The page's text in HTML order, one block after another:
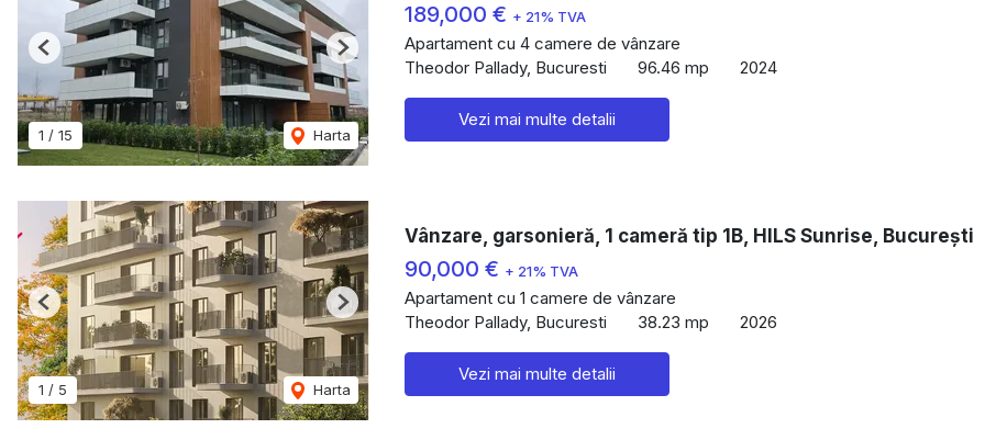
1 / 15 Harta
Previous Next
189,000 € + 21% TVA
Apartament cu 4 camere de vânzare
Theodor Pallady, Bucuresti
96.46 mp 2024
Vezi mai multe detalii
1 / 5 Harta
Previous Next
Vânzare, garsonieră, 1 cameră tip 1B, HILS Sunrise, București
90,000 € + 21% TVA
Apartament cu 1 camere de vânzare
Theodor Pallady, Bucuresti
38.23 mp 2026
Vezi mai multe detalii